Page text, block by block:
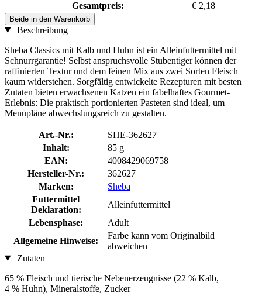
Gesamtpreis: € 2,18
Beide in den Warenkorb
Beschreibung
Sheba Classics mit Kalb und Huhn ist ein Alleinfuttermittel mit
Schnurrgarantie! Selbst anspruchsvolle Stubentiger können der
raffinierten Textur und dem feinen Mix aus zwei Sorten Fleisch
kaum widerstehen. Sorgfältig entwickelte Rezepturen mit besten
Zutaten bieten erwachsenen Katzen ein fabelhaftes Gourmet-
Erlebnis: Die praktisch portionierten Pasteten sind ideal, um
Menüpläne abwechslungsreich zu gestalten.
Art.-Nr.:
SHE-362627
Inhalt:
85 g
EAN:
4008429069758
Hersteller-Nr.:
362627
Marken:
Sheba
Futtermittel
Deklaration:
Alleinfuttermittel
Lebensphase:
Adult
Allgemeine Hinweise:
Farbe kann vom Originalbild
abweichen
Zutaten
65 % Fleisch und tierische Nebenerzeugnisse (22 % Kalb,
4 % Huhn), Mineralstoffe, Zucker